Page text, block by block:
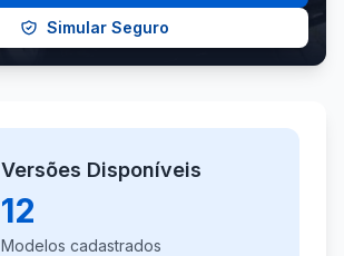
Simular Seguro
Versões Disponíveis
12
Modelos cadastrados